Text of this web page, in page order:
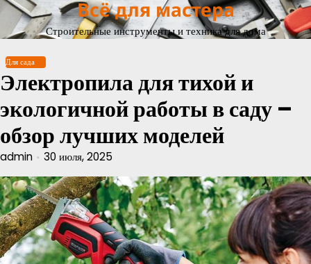
Перейти
содержимому
Всё для мастера
Строительные инструменты и техника для дома
Для сада
Электропила для тихой и
экологичной работы в саду –
обзор лучших моделей
admin 30 июля, 2025